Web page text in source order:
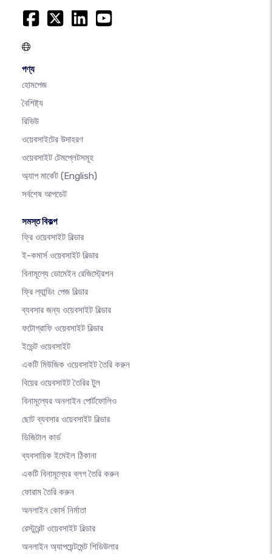
পণ্য
হোমপেজ
বৈশিষ্ট্য
রিভিউ
ওয়েবসাইটের উদাহরণ
ওয়েবসাইট টেমপ্লেটসমূহ
অ্যাপ মার্কেট (English)
সর্বশেষ আপডেট
সমস্ত বিকল্প
ফ্রি ওয়েবসাইট বিল্ডার
ই-কমার্স ওয়েবসাইট বিল্ডার
বিনামূল্যে ডোমেইন রেজিস্ট্রেশন
ফ্রি ল্যান্ডিং পেজ বিল্ডার
ব্যবসার জন্য ওয়েবসাইট বিল্ডার
ফটোগ্রাফি ওয়েবসাইট বিল্ডার
ইভেন্ট ওয়েবসাইট
একটি মিউজিক ওয়েবসাইট তৈরি করুন
বিয়ের ওয়েবসাইট তৈরির টুল
বিনামূল্যের অনলাইন পোর্টফোলিও
ছোট ব্যবসার ওয়েবসাইট বিল্ডার
ডিজিটাল কার্ড
ব্যবসায়িক ইমেইল ঠিকানা
একটি বিনামূল্যের ব্লগ তৈরি করুন
ফোরাম তৈরি করুন
অনলাইন কোর্স নির্মাতা
রেস্টুরেন্ট ওয়েবসাইট বিল্ডার
অনলাইন অ্যাপয়েন্টমেন্ট শিডিউলার